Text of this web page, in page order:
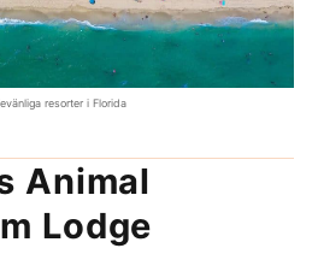
resorter i Florida
Animal
Lodge